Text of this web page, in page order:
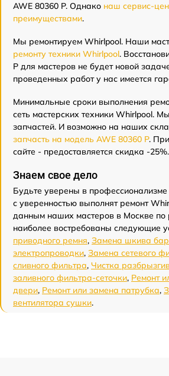
AWE 80360 P. Однако наш сервис-
преимуществами.
Мы ремонтируем Whirlpool. Наши
ремонту техники Whirlpool.
P для мастеров не будет новой
проведенных работ у нас имеется
Минимальные сроки выполнения
сеть мастерских техники Whirlpool.
запчастей. И возможно на наших
запчасть на модель AWE 80360 P.
сайте - предоставляется скидка -25%.
Знаем свое дело
Будьте уверены в
с уверенностью выполнят ремонт
данным наших мастеров в Москве по
наиболее востребованы следующие
приводного ремня, Замена шкива
электропроводки, Замена сетевого
сливного фильтра, Чистка
заливного фильтра-сеточки, Ремонт
двери, Ремонт или замена патрубка,
вентилятора сушки.